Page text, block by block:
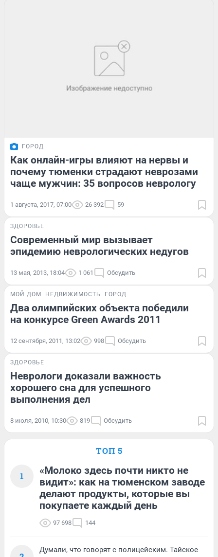
ГОРОД
Как онлайн-игры влияют на нервы и
почему тюменки страдают неврозами
чаще мужчин: 35 вопросов неврологу
1 августа, 2017, 07:00 26 392 59
ЗДОРОВЬЕ
Современный мир вызывает
эпидемию неврологических недугов
13 мая, 2013, 18:04 1 061 Обсудить
МОЙ ДОМ НЕДВИЖИМОСТЬ ГОРОД
Два олимпийских объекта победили
на конкурсе Green Awards 2011
12 сентября, 2011, 13:02 998 Обсудить
ЗДОРОВЬЕ
Неврологи доказали важность
хорошего сна для успешного
выполнения дел
8 июля, 2010, 10:30 819 Обсудить
ТОП 5
1
«Молоко здесь почти никто не
видит»: как на тюменском заводе
делают продукты, которые вы
покупаете каждый день
97 698 144
Думали, что говорят с полицейским. Тайское